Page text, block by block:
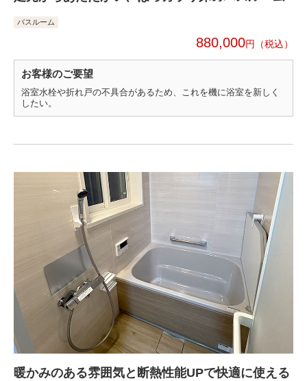
バスルーム
880,000円
お客様のご要望
浴室水栓や折れ戸の不具合があるため、これを機に浴室を新しく
したい。
暖かみのある雰囲気と断熱性能UPで快適に使える